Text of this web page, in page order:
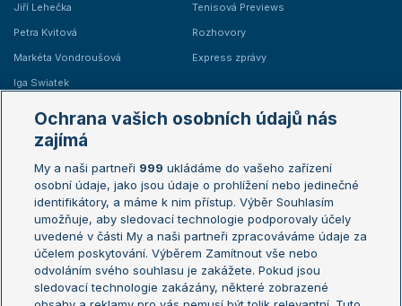
Jiří Lehečka
Petra Kvitová
Markéta Vondroušová
Iga Swiatek
Tenisová Previews
Rozhovory
Express zprávy
Žebříčky
Žebříček ATP (muži)
Žebříček WTA (ženy)
Sázkařský žebříček
Australian Open
French Open
Wimbledon
US Open
Turnaj mistrů
Turnaj mistryň
Ochrana vašich osobních údajů nás
zajímá
My a naši partneři 999 ukládáme do vašeho zařízení
osobní údaje, jako jsou údaje o prohlížení nebo jedinečné
identifikátory, a máme k nim přístup. Výběr Souhlasím
umožňuje, aby sledovací technologie podporovaly účely
uvedené v části My a naši partneři zpracováváme údaje za
účelem poskytování. Výběrem Zamítnout vše nebo
odvoláním svého souhlasu je zakážete. Pokud jsou
sledovací technologie zakázány, některé zobrazené